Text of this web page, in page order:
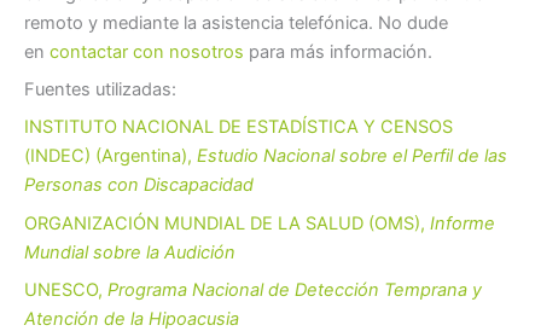
remoto y mediante la asistencia telefónica. No dude
en contactar con nosotros para más información.
Fuentes utilizadas:
INSTITUTO NACIONAL DE ESTADÍSTICA Y CENSOS
(INDEC) (Argentina), Estudio Nacional sobre el Perfil de las
Personas con Discapacidad
ORGANIZACIÓN MUNDIAL DE LA SALUD (OMS), Informe
Mundial sobre la Audición
UNESCO, Programa Nacional de Detección Temprana y
Atención de la Hipoacusia